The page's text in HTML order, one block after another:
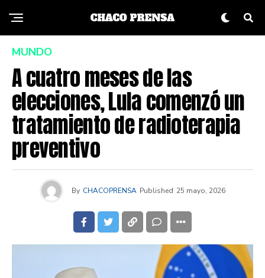
MUNDO
A cuatro meses de las
elecciones, Lula comenzó un
tratamiento de radioterapia
preventivo
By CHACOPRENSA Published 25 mayo, 2026